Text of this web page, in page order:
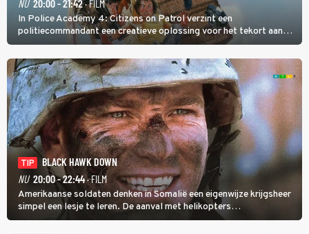
NU 20:00 - 21:42· FILM
In Police Academy 4: Citizens on Patrol verzint een
politiecommandant een creatieve oplossing voor het tekort aan
agenten.
TIP
BLACK HAWK DOWN
NU 20:00 - 22:44· FILM
Amerikaanse soldaten denken in Somalië een eigenwijze krijgsheer
simpel een lesje te leren. De aanval met helikopters
verloopt in Black Hawk down dramatisch.